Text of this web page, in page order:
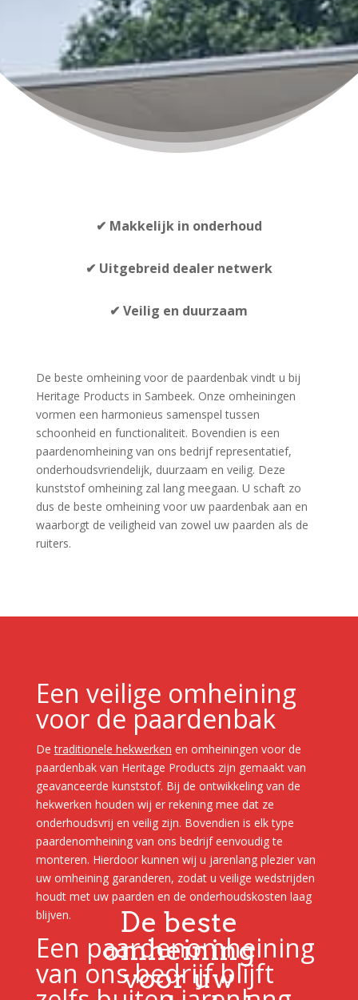
De beste
omheining
voor uw
✔ Makkelijk in onderhoud
✔ Uitgebreid dealer netwerk
✔Veilig en duurzaam
De beste omheining voor de paardenbak vindt u bij
Heritage Products in Sambeek. Onze omheiningen
vormen een harmonieus samenspel tussen
schoonheid en functionaliteit. Bovendien is een
paardenomheining van ons bedrijf representatief,
onderhoudsvriendelijk, duurzaam en veilig. Deze
kunststof omheining zal lang meegaan. U schaft zo
dus de beste omheining voor uw paardenbak aan en
waarborgt de veiligheid van zowel uw paarden als de
ruiters.
Een veilige omheining
voor de paardenbak
Detraditionele hekwerken en omheiningen voor de
paardenbak van Heritage Products zijn gemaakt van
geavanceerde kunststof. Bij de ontwikkeling van de
hekwerken houden wij er rekening mee dat ze
onderhoudsvrij en veilig zijn. Bovendien is elk type
paardenomheining van ons bedrijf eenvoudig te
monteren. Hierdoor kunnen wij u jarenlang plezier van
uw omheining garanderen, zodat u veilige wedstrijden
houdt met uw paarden en de onderhoudskosten laag
blijven.
Een paardenomheining
van ons bedrijf blijft